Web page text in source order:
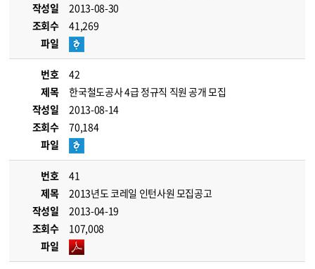
작성일
2013-08-30
조회수
41,269
파일
번호
42
제목
한국철도공사 4급 정규직 직원 공개 모집
작성일
2013-08-14
조회수
70,184
파일
번호
41
제목
2013년도 코레일 인턴사원 모집공고
작성일
2013-04-19
조회수
107,008
파일